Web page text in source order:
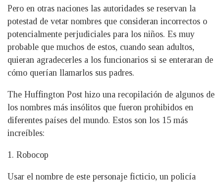
Pero en otras naciones las autoridades se reservan la
potestad de vetar nombres que consideran incorrectos o
potencialmente perjudiciales para los niños. Es muy
probable que muchos de estos, cuando sean adultos,
quieran agradecerles a los funcionarios si se enteraran de
cómo querían llamarlos sus padres.
The Huffington Post hizo una recopilación de algunos de
los nombres más insólitos que fueron prohibidos en
diferentes países del mundo. Estos son los 15 más
increíbles:
1. Robocop
Usar el nombre de este personaje ficticio, un policía